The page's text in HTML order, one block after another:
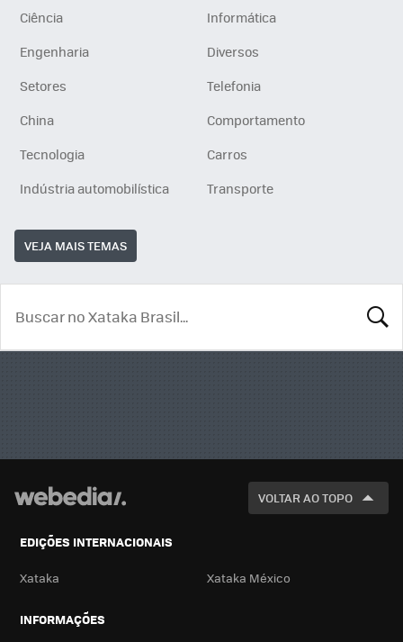
Ciência
Informática
Engenharia
Diversos
Setores
Telefonia
China
Comportamento
Tecnologia
Carros
Indústria automobilística
Transporte
VEJA MAIS TEMAS
VOLTAR AO TOPO
EDIÇÕES INTERNACIONAIS
Xataka Xataka México
INFORMAÇÕES